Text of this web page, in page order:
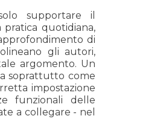
supportare il
quotidiana,
di
gli autori,
argomento. Un
soprattutto come
impostazione
funzionali delle
a collegare - nel